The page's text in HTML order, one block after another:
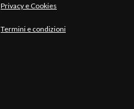
Privacy e Cookies
Termini e condizioni